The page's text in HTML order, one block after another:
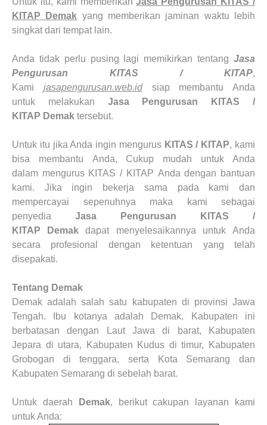
KITAP
Demak yang memberikan jaminan waktu lebih
singkat dari tempat lain.
Anda tidak perlu pusing lagi memikirkan tentang Jasa
Pengurusan KITAS / KITAP,
Kami jasapengurusan.web.idsiap membantu Anda
untuk melakukan Jasa Pengurusan KITAS /
KITAP Demak tersebut.
Untuk itu jika Anda ingin mengurus KITAS / KITAP, kami
bisa membantu Anda, Cukup mudah untuk Anda
dalam mengurus KITAS / KITAP Anda dengan bantuan
kami. Jika ingin bekerja sama pada kami dan
mempercayai sepenuhnya maka kami sebagai
penyedia Jasa Pengurusan KITAS /
KITAP
Demak
dapat menyelesaikannya untuk Anda
secara profesional dengan ketentuan yang telah
disepakati.
Tentang Demak
Demak adalah salah satu kabupaten di provinsi Jawa
Tengah. Ibu kotanya adalah Demak. Kabupaten ini
berbatasan dengan Laut Jawa di barat, Kabupaten
Jepara di utara, Kabupaten Kudus di timur, Kabupaten
Grobogan di tenggara, serta Kota Semarang dan
Kabupaten Semarang di sebelah barat.
Untuk daerah Demak, berikut cakupan layanan kami
untuk Anda: